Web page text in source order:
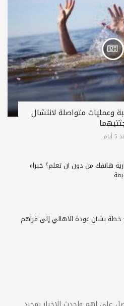
وعمليات متواصلة لانتشال
هاتفك من دون أن تعلم؟ خبراء
بشأن عودة الأهالي إلى قراهم